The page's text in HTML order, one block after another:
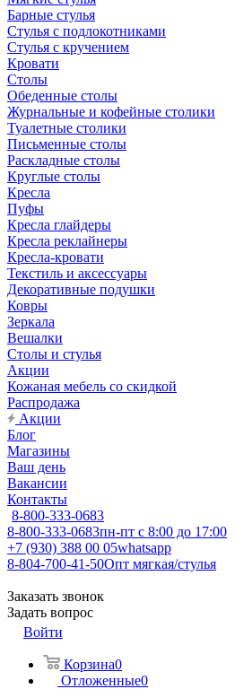
Барные стулья
Стулья с подлокотниками
Стулья с кручением
Кровати
Столы
Обеденные столы
Журнальные и кофейные столики
Туалетные столики
Письменные столы
Раскладные столы
Круглые столы
Кресла
Пуфы
Кресла глайдеры
Кресла реклайнеры
Кресла-кровати
Текстиль и аксессуары
Декоративные подушки
Ковры
Зеркала
Вешалки
Столы и стулья
Акции
Кожаная мебель со скидкой
Распродажа
Акции
Блог
Магазины
Ваш день
Вакансии
Контакты
8-800-333-0683
8-800-333-0683пн-пт с 8:00 до 17:00
+7 (930) 388 00 05whatsapp
8-804-700-41-50Опт мягкая/стулья
Заказать звонок
Задать вопрос
Войти
Корзина0
Отложенные0